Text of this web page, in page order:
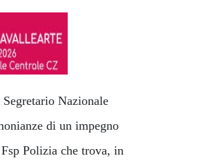
Nazionale
di un impegno
Polizia che trova, in